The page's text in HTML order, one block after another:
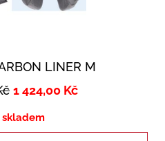
LINER M
1 424,00 Kč
skladem